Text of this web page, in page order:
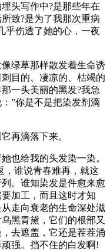
头写作中?是那些年在
致?是为了我那次重病
伤透了她的心，一夜
绿草那样散发着生命诱
目的、凄凉的、枯竭的
一头美丽的黑发?我急
”你是不是把染发剂滴
再滴落下来。
也给我的头发染一染。
，谁说青春难再，就这
。谁知染发是件愈来愈
加工，而且这时才知
走向衰老的生命深处滋
黑青黛，它们的根部又
去遮盖，它还是茬茬涌
强。挡不住的白发啊!